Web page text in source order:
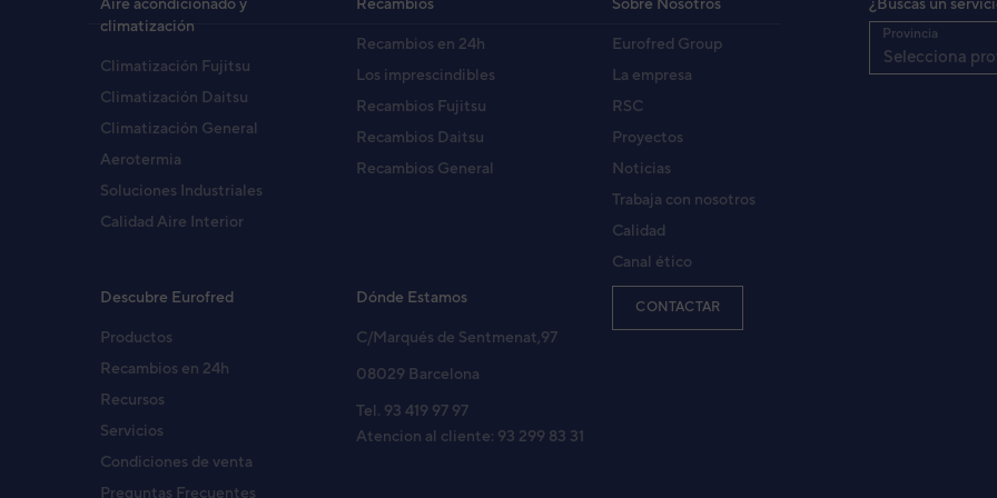
UNIDAD INTERIOR AIRE ACONDICIONADO MULTISPLIT PARED GENERAL
Código: Ref. fabricante:ASHG24LFCC
U. INTERIOR ASF24UI-MI PARED MULTI INV
Código:
Código: Ref. fabricante:RSG24LFCA
UNID INTERIOR ASF30UI-LF (RSG30LF)
Ref. fabricante:RSG30LFCA
climatización
Climatización Fujitsu
Climatización Daitsu
Climatización General
Aerotermia
Soluciones Industriales
Calidad Aire Interior
Recambios en 24h
Los imprescindibles
Recambios Fujitsu
Recambios Daitsu
Recambios General
Eurofred Group
La empresa
RSC
Proyectos
Noticias
Trabaja con nosotros
Calidad
Canal ético
Descubre Eurofred
Productos
Recambios en 24h
Recursos
Servicios
Condiciones de venta
Preguntas Frecuentes
Dónde Estamos
C/Marqués de Sentmenat,97
08029 Barcelona
Tel. 93 419 97 97
Atencion al cliente: 93 299 83 31
CONTACTAR
Selecciona
Provincia